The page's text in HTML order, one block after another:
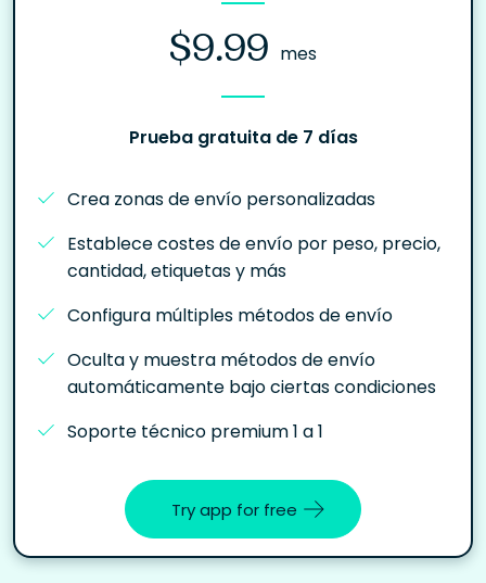
$9.99 mes
Prueba gratuita de 7 días
Crea zonas de envío personalizadas
Establece costes de envío por peso, precio,
cantidad, etiquetas y más
Configura múltiples métodos de envío
Oculta y muestra métodos de envío
automáticamente bajo ciertas condiciones
Soporte técnico premium 1 a 1
Try app for free